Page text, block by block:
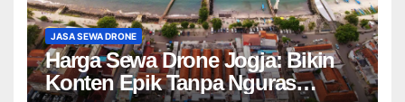
JASA SEWA DRONE
Harga Sewa Drone Jogja: Bikin
Konten Epik Tanpa Nguras